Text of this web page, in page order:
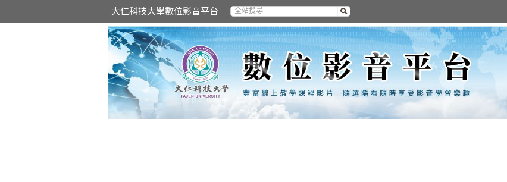
大仁科技大學數位影音平台